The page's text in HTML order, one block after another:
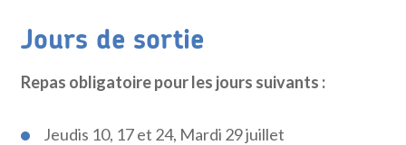
Jours de sortie
Repas obligatoire pour les jours suivants :
Jeudis 10, 17 et 24, Mardi 29 juillet